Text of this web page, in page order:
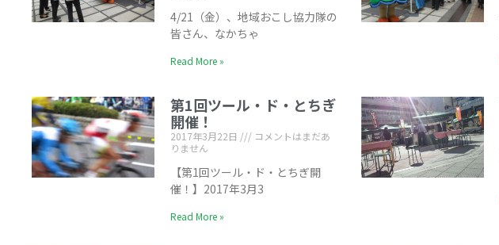
4/21（金）、地域おこし協力隊の
皆さん、なかちゃ
Read More »
第1回ツール・ド・とちぎ
開催！
2017年3月22日
コメントはまだあ
りません
【第1回ツール・ド・とちぎ開
催！】2017年3月3
Read More »